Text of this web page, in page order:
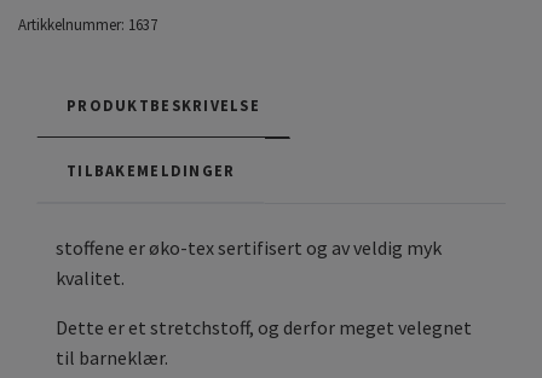
Artikkelnummer: 1637
PRODUKTBESKRIVELSE
TILBAKEMELDINGER
stoffene er øko-tex sertifisert og av veldig myk
kvalitet.
Dette er et stretchstoff, og derfor meget velegnet
til barneklær.